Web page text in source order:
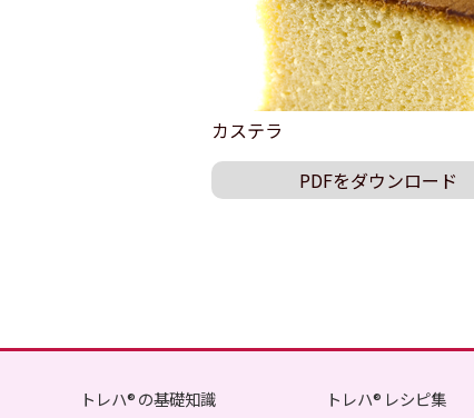
カステラ
PDFをダウンロード
トレハ® の基礎知識 トレハ® レシピ集